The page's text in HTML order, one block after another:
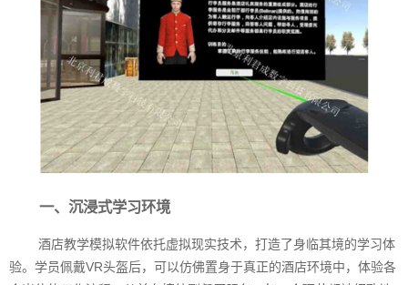
一、沉浸式学习环境
酒店教学模拟软件依托虚拟现实技术，打造了身临其境的学习体
验。学员佩戴VR头盔后，可以仿佛置身于真正的酒店环境中，体验各